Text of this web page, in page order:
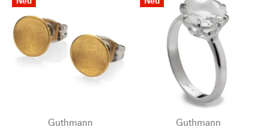
Guthmann
Guthmann